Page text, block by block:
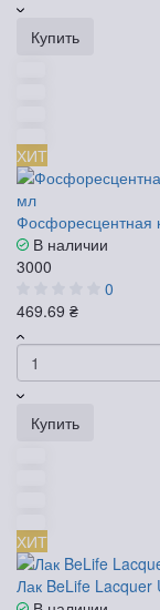
Купить
ХИТ
Фосфоресцентная
В наличии
3000
0
469.69 ₴
Купить
ХИТ
Лак BeLife Lacquer